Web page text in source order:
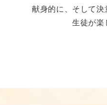
献身的に、そして決
生徒が楽